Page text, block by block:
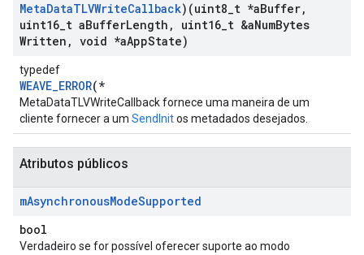
MetaDataTLVWriteCallback)(uint8 t *aBuffer,
uint16 t aBufferLength , uint16 t &aNumBytes
Written , void *aAppState)
typedef
WEAVE_ERROR(*
MetaDataTLVWriteCallback fornece uma maneira de um
cliente fornecer a um SendInitos metadados desejados.
Atributos públicos
mAsynchronousModeSupported
bool
Verdadeiro se for possível oferecer suporte ao modo